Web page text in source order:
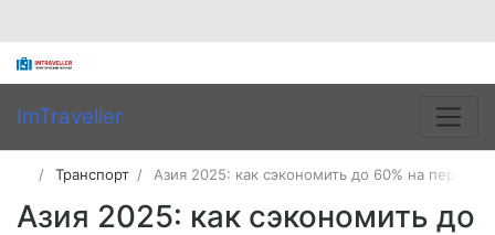
ImTraveller
Транспорт Азия 2025: как сэкономить до 60% на
Азия 2025: как сэкономить до